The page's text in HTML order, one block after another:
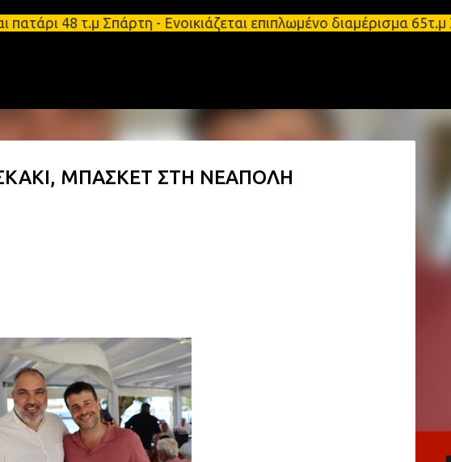
Μετάβαση στο κύριο περιεχόμενο
τ.μ Σπάρτη - Ενοικιάζεται επιπλωμένο διαμέρισμα
ΜΠΑΣΚΕΤ ΣΤΗ ΝΕΑΠΟΛΗ